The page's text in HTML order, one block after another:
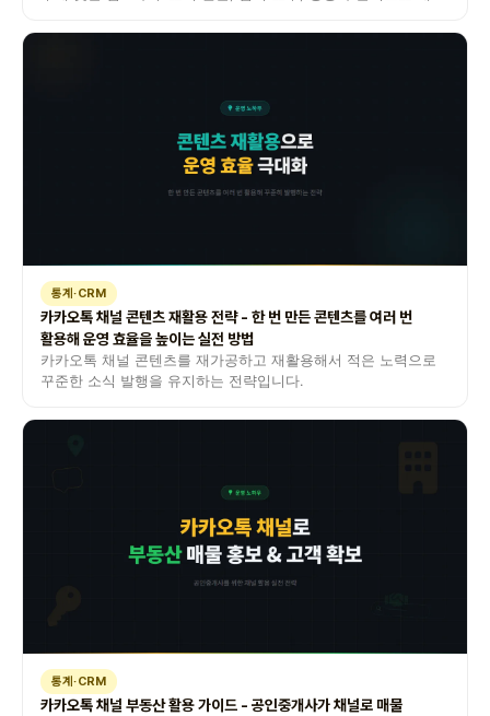
통계·CRM
카카오톡 채널 콘텐츠 재활용 전략 - 한 번 만든 콘텐츠를 여러 번
활용해 운영 효율을 높이는 실전 방법
카카오톡 채널 콘텐츠를 재가공하고 재활용해서 적은 노력으로
꾸준한 소식 발행을 유지하는 전략입니다.
통계·CRM
카카오톡 채널 부동산 활용 가이드 - 공인중개사가 채널로 매물